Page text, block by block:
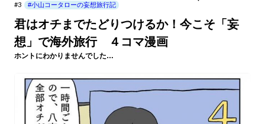
#3 #小山コータローの妄想旅行記
君はオチまでたどりつけるか！今こそ「妄
想」で海外旅行 ４コマ漫画
ホントにわかりませんでした…